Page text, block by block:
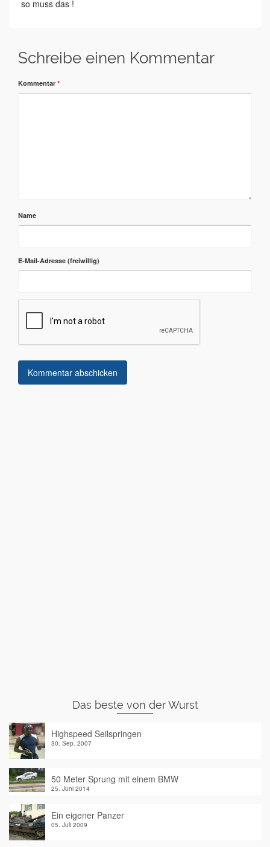
so muss das !
Schreibe einen Kommentar
Kommentar *
Name
E-Mail-Adresse
Das beste von der Wurst
Highspeed Seilspringen
30. Sep. 2007
50 Meter Sprung mit einem BMW
25. Juni 2014
Ein eigener Panzer
05. Juli 2009